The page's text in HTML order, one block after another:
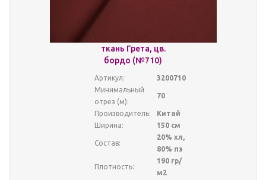
ткань Грета, цв.
бордо (№710)
Артикул:
3200710
Минимальный
отрез (м):
70
Производитель:
Китай
Ширина:
150 см
Состав:
20% хл,
80% пэ
Плотность:
190 гр/
м2